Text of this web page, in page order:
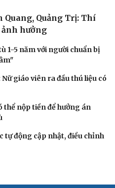
Hoan được đưa ra xét
phản động núp bóng tôn
Khởi tố thêm 2 người,